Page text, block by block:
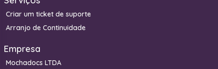
Criar um ticket de suporte
Arranjo de Continuidade
Empresa
Mochadocs LTDA